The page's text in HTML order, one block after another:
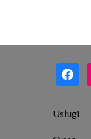
Usługi